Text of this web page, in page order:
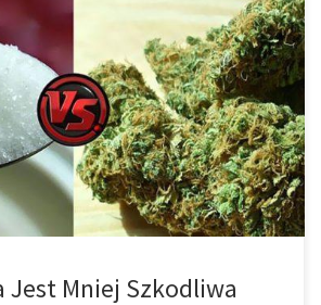
ankiecie, zapytano Amerykanów,
szkodliwą substancję – cukier czy
większość z nich stwierdziła, że mniej
Rozważając złe nawyki jak palenie
spożywanie słodkich pokarmów czy
marihuany, czy masz jakiekolwiek pojęcie,
Jest Mniej Szkodliwa